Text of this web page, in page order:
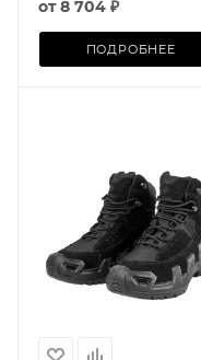
от8 704 ₽
ПОДРОБНЕЕ